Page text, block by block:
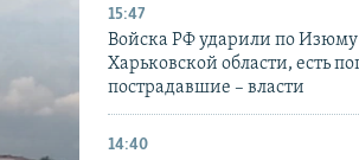
15:47
Войска РФ ударили по Изюму
Харьковской области, есть
пострадавшие – власти
14:40